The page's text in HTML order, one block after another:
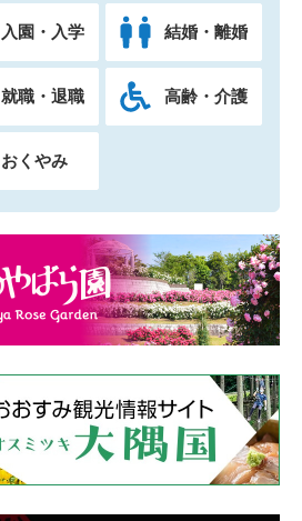
入園・入学 結婚・離婚
就職・退職 高齢・介護
おくやみ